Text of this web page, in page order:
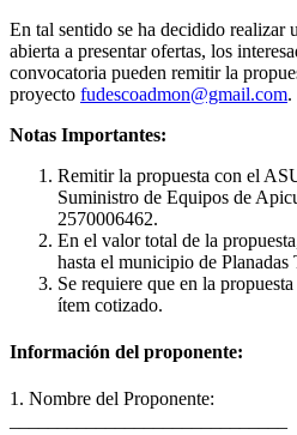
En tal sentido se ha decidido realizar
abierta a presentar ofertas, los
convocatoria pueden remitir la
proyecto fudescoadmon@gmail.com.
Notas Importantes:
Remitir la propuesta con el
Suministro de Equipos de
2570006462.
En el valor total de la
hasta el municipio de Planadas
Se requiere que en la
ítem cotizado.
Información del proponente:
1. Nombre del Proponente: